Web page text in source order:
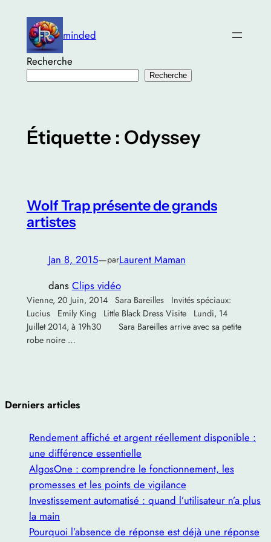
contenu
minded
Recherche
Recherche
Étiquette : Odyssey
Wolf Trap présente de grands
artistes
Jan 8, 2015—parLaurent Maman
dans Clips vidéo
Vienne, 20 Juin, 2014 Sara Bareilles Invités spéciaux:
Lucius Emily King Little Black Dress Visite Lundi, 14
Juillet 2014, à 19h30 Sara Bareilles arrive avec sa petite
robe noire …
Derniers articles
Rendement affiché et argent réellement disponible :
une différence essentielle
AlgosOne : comprendre le fonctionnement, les
promesses et les points de vigilance
Investissement automatisé : quand l’utilisateur n’a plus
la main
Pourquoi l’absence de réponse est déjà une réponse